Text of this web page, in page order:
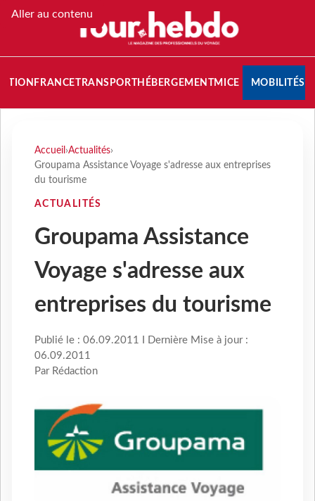
Aller au contenu
FRANCETRANSPORT HÉBERGEMENTMICE MOBILITÉS
Accueil ›Actualités›
Groupama Assistance Voyage s'adresse aux entreprises
du tourisme
ACTUALITÉS
Groupama Assistance
Voyage s'adresse aux
entreprises du tourisme
Publié le : 06.09.2011 I Dernière Mise à jour :
06.09.2011
Par Rédaction